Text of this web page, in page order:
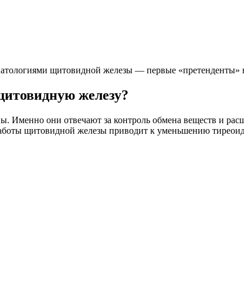
щитовидной железы — первые
железу?
Именно они отвечают за контроль обмена веществ и
щитовидной железы приводит к уменьшению